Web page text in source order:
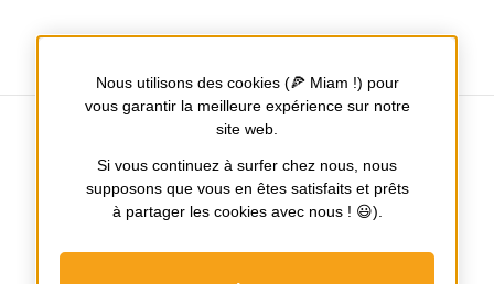
Tours / Nantes / Poitiers
Nous utilisons des cookies (🍕 Miam !) pour
vous garantir la meilleure expérience sur notre
site web.
Si vous continuez à surfer chez nous, nous
supposons que vous en êtes satisfaits et prêts
à partager les cookies avec nous ! 😃).